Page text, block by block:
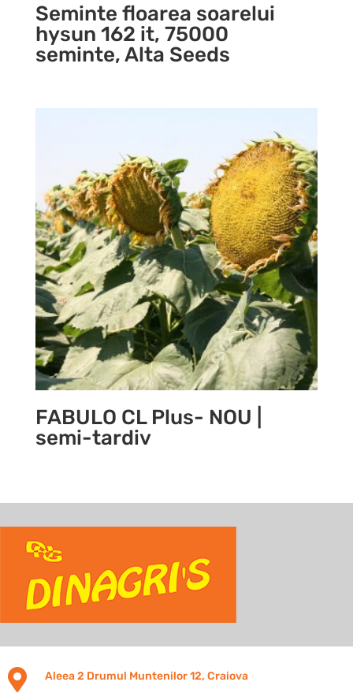
Seminte floarea soarelui
hysun 162 it, 75000
seminte, Alta Seeds
FABULO CL Plus- NOU |
semi-tardiv
 Aleea 2 Drumul Muntenilor 12, Craiova